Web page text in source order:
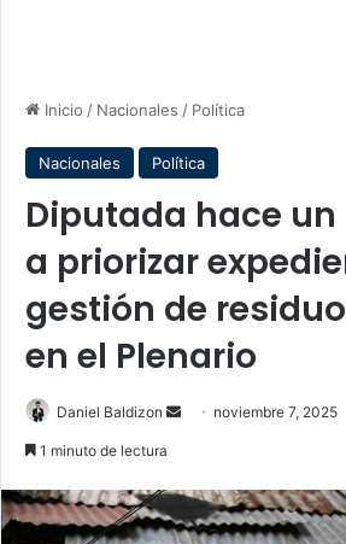
Inicio / Nacionales / Política
Nacionales Política
Diputada hace
a priorizar
gestión de
en el Plenario
Daniel Baldizon
Send noviembre 7, 2025
1 minuto de lectura